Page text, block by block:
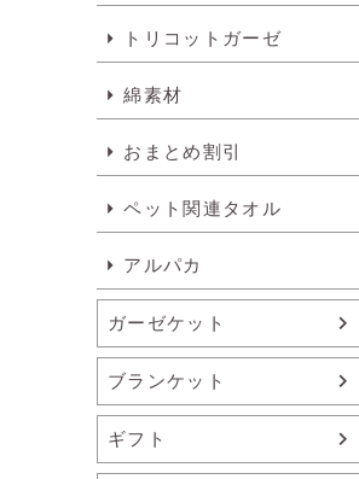
トリコットガーゼ
綿素材
おまとめ割引
ペット関連タオル
アルパカ
ガーゼケット
ブランケット
ギフト